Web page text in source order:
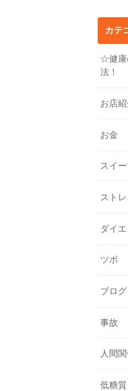
カテ
☆健康
法！
お店
お金
スイー
スト
ダイエ
ツボ
ブログ
事故
人間
低糖